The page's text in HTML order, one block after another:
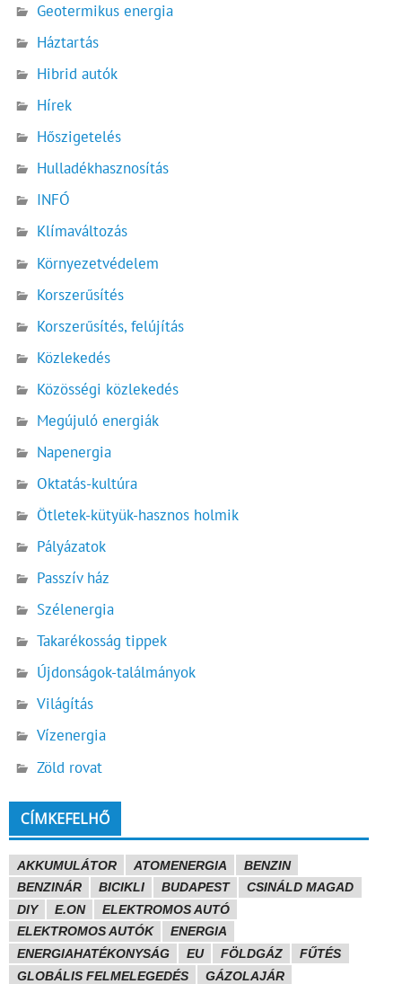
Geotermikus energia
Háztartás
Hibrid autók
Hírek
Hőszigetelés
Hulladékhasznosítás
INFÓ
Klímaváltozás
Környezetvédelem
Korszerűsítés
Korszerűsítés, felújítás
Közlekedés
Közösségi közlekedés
Megújuló energiák
Napenergia
Oktatás-kultúra
Ötletek-kütyük-hasznos holmik
Pályázatok
Passzív ház
Szélenergia
Takarékosság tippek
Újdonságok-találmányok
Világítás
Vízenergia
Zöld rovat
CÍMKEFELHŐ
AKKUMULÁTOR ATOMENERGIA
BENZIN
BENZINÁR
BICIKLI BUDAPEST
CSINÁLD MAGAD
DIY
E.ON
ELEKTROMOS AUTÓ
ELEKTROMOS AUTÓK
ENERGIA
ENERGIAHATÉKONYSÁG
EU FÖLDGÁZ
FŰTÉS
GLOBÁLIS FELMELEGEDÉS
GÁZOLAJÁR